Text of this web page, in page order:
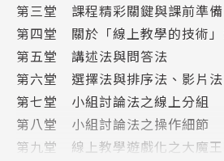
【本書特色】
★雙管齊下，一次精準到位。作者
專家與資管博士候選人，一本書結
讓實體教室到線上教室的轉換，高
★把握教學的本質。以「最小化資
效果」為原則，不被五花八門的軟
突破技術門檻，守住教學核心，有
第三堂 課程精彩關鍵與課前準備
第四堂 關於「線上教學的技術
第五堂 講述法與問答法
第六堂 選擇法與排序法、影片
第七堂 小組討論法之線上分組
第八堂 小組討論法之操作細節
第九堂 線上教學遊戲化之大魔